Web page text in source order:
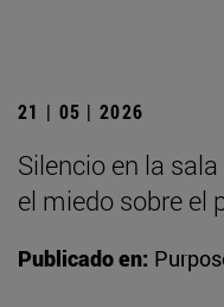
21 | 05 | 2026
Silencio en la
el miedo sobre el
Publicado en: